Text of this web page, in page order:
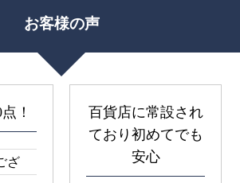
お客様の声
て
今まで行った買取
店の中で一番良か
った